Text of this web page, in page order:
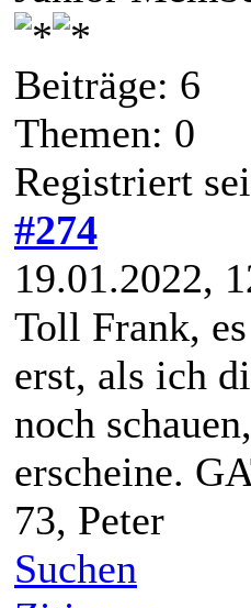
Beiträge: 6
Themen: 0
Registriert
#274
19.01.2022,
Toll Frank,
erst, als ich
noch
erscheine.
73, Peter
Suchen